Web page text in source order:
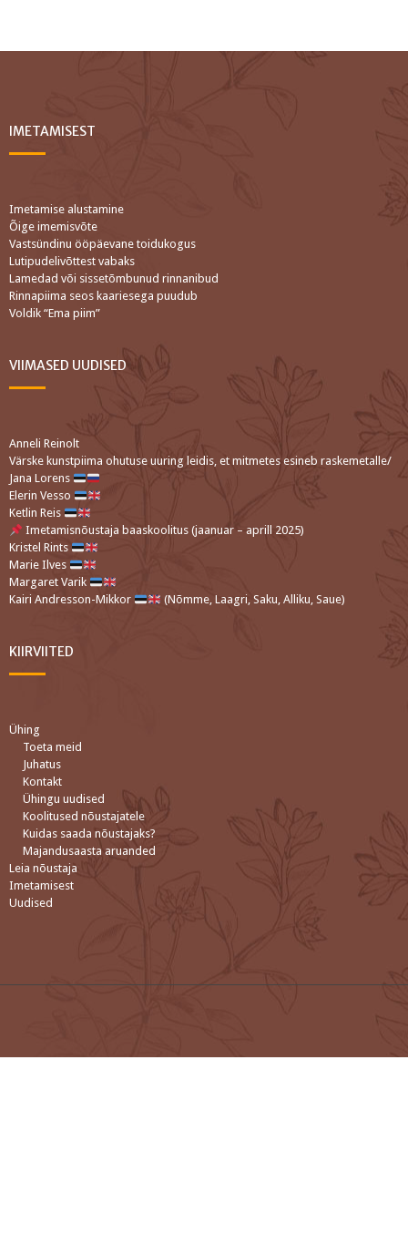
IMETAMISEST
Imetamise alustamine
Õige imemisvõte
Vastsündinu ööpäevane toidukogus
Lutipudelivõttest vabaks
Lamedad või sissetõmbunud rinnanibud
Rinnapiima seos kaariesega puudub
Voldik “Ema piim”
VIIMASED UUDISED
Anneli Reinolt
Värske kunstpiima ohutuse uuring leidis, et mitmetes esineb raskemetalle/
Jana Lorens
Elerin Vesso
Ketlin Reis
Imetamisnõustaja baaskoolitus (jaanuar – aprill 2025)
Kristel Rints
Marie Ilves
Margaret Varik
Kairi Andresson-Mikkor
(Nõmme, Laagri, Saku, Alliku, Saue)
KIIRVIITED
Ühing
Toeta meid
Juhatus
Kontakt
Ühingu uudised
Koolitused nõustajatele
Kuidas saada nõustajaks?
Majandusaasta aruanded
Leia nõustaja
Imetamisest
Uudised